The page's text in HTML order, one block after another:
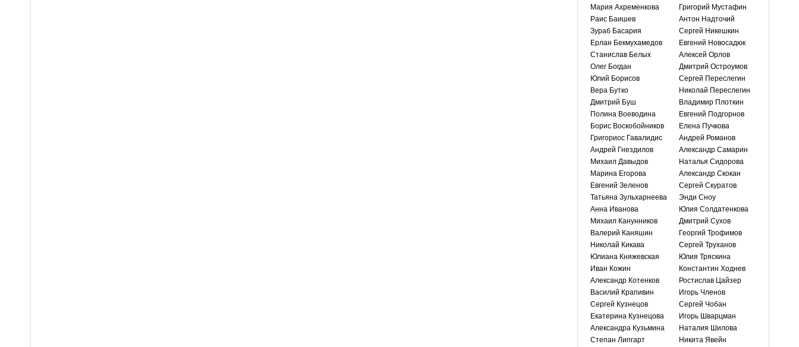
Мария Ахременкова
Раис Баишев
Зураб Басария
Ерлан Бекмухамедов
Станислав Белых
Олег Богдан
Юлий Борисов
Вера Бутко
Дмитрий Буш
Полина Воеводина
Борис Воскобойников
Григориос Гавалидис
Андрей Гнездилов
Михаил Давыдов
Марина Егорова
Евгений Зеленов
Татьяна Зульхарнеева
Анна Иванова
Михаил Канунников
Валерий Каняшин
Николай Кикава
Юлиана Княжевская
Иван Кожин
Александр Котенков
Василий Крапивин
Сергей Кузнецов
Екатерина Кузнецова
Александра Кузьмина
Степан Липгарт
Григорий Мустафин
Антон Надточий
Сергей Никешкин
Евгений Новосадюк
Алексей Орлов
Дмитрий Остроумов
Сергей Переслегин
Николай Переслегин
Владимир Плоткин
Евгений Подгорнов
Елена Пучкова
Андрей Романов
Александр Самарин
Наталья Сидорова
Александр Скокан
Сергей Скуратов
Энди Сноу
Юлия Солдатенкова
Дмитрий Сухов
Георгий Трофимов
Сергей Труханов
Юлия Тряскина
Константин Ходнев
Ростислав Цайзер
Игорь Членов
Сергей Чобан
Игорь Шварцман
Наталия Шилова
Никита Явейн